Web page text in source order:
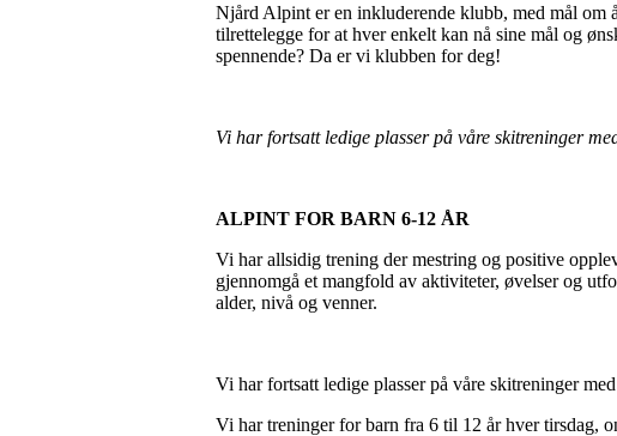
Njård Alpint er en inkluderende klubb, med mål om
tilrettelegge for at hver enkelt kan nå sine mål og
spennende? Da er vi klubben for deg!
Vi har fortsatt ledige plasser på våre skitreninger
ALPINT FOR BARN 6-12 ÅR
Vi har allsidig trening der mestring og positive
gjennomgå et mangfold av aktiviteter, øvelser og
alder, nivå og venner.
Vi har fortsatt ledige plasser på våre skitreninger
Vi har treninger for barn fra 6 til 12 år hver tirsdag,